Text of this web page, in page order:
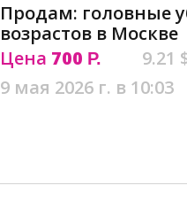
Продам: головные
возрастов в Москве
Цена 700 Р.
9.21
9 мая 2026 г. в 10:03